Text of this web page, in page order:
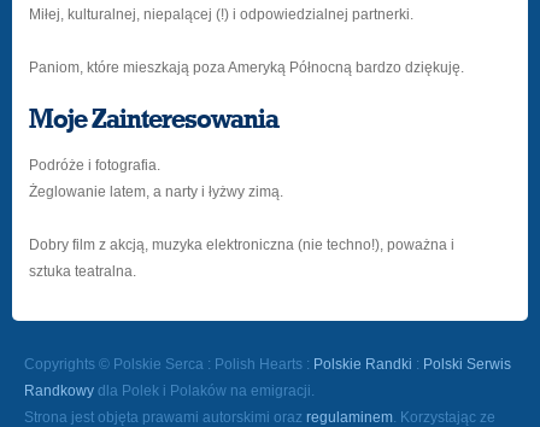
Miłej, kulturalnej, niepalącej (!) i odpowiedzialnej partnerki.
Paniom, które mieszkają poza Ameryką Północną bardzo dziękuję.
Moje Zainteresowania
Podróże i fotografia.
Żeglowanie latem, a narty i łyżwy zimą.
Dobry film z akcją, muzyka elektroniczna (nie techno!), poważna i
sztuka teatralna.
Copyrights © Polskie Serca : Polish Hearts : Polskie Randki : Polski Serwis
Randkowy dla Polek i Polaków na emigracji.
Strona jest objęta prawami autorskimi oraz regulaminem. Korzystając ze